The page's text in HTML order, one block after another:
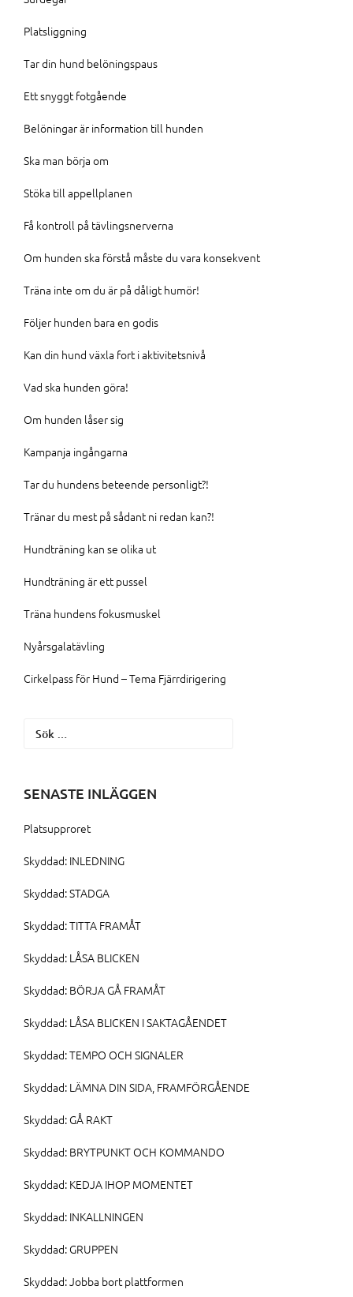
Platsliggning
Tar din hund belöningspaus
Ett snyggt fotgående
Belöningar är information till hunden
Ska man börja om
Stöka till appellplanen
Få kontroll på tävlingsnerverna
Om hunden ska förstå måste du vara konsekvent
Träna inte om du är på dåligt humör!
Följer hunden bara en godis
Kan din hund växla fort i aktivitetsnivå
Vad ska hunden göra!
Om hunden låser sig
Kampanja ingångarna
Tar du hundens beteende personligt?!
Tränar du mest på sådant ni redan kan?!
Hundträning kan se olika ut
Hundträning är ett pussel
Träna hundens fokusmuskel
Nyårsgalatävling
Cirkelpass för Hund – Tema Fjärrdirigering
Sök
SENASTE INLÄGGEN
Platsupproret
Skyddad: INLEDNING
Skyddad: STADGA
Skyddad: TITTA FRAMÅT
Skyddad: LÅSA BLICKEN
Skyddad: BÖRJA GÅ FRAMÅT
Skyddad: LÅSA BLICKEN I SAKTAGÅENDET
Skyddad: TEMPO OCH SIGNALER
Skyddad: LÄMNA DIN SIDA, FRAMFÖRGÅENDE
Skyddad: GÅ RAKT
Skyddad: BRYTPUNKT OCH KOMMANDO
Skyddad: KEDJA IHOP MOMENTET
Skyddad: INKALLNINGEN
Skyddad: GRUPPEN
Skyddad: Jobba bort plattformen